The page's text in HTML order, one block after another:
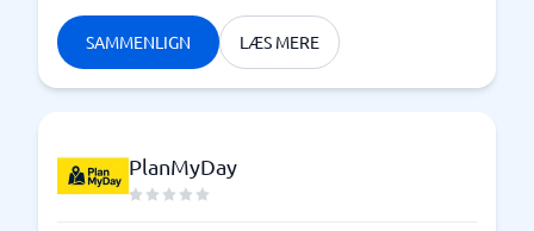
SAMMENLIGN LÆS MERE
PlanMyDay